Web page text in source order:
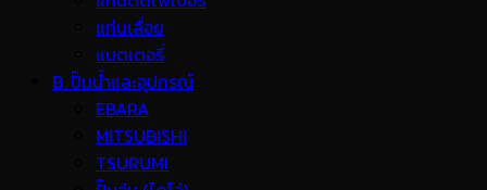
แท่นเลื่อย
แบตเตอรี่
B. ปั๊มน้ำและอุปกรณ์
EBARA
MITSUBISHI
TSURUMI